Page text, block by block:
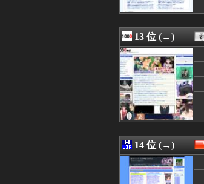
08/08 19:17
08/08 19:17
08/08 19:15
08/08 19:15
08/08 19:13
08/08 19:12
08/08 19:12
08/08 19:11
08/08 19:10
08/08 19:10
08/08 19:10
08/08 19:10
08/08 19:09
08/08 19:09
08/08 19:09
08/08 19:09
13 位 (→)
14 位 (→)